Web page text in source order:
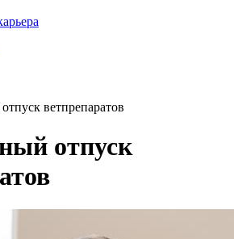
ветпрепаратов
отпуск